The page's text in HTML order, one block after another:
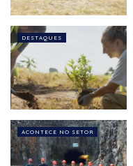
DESTAQUES
ACONTECE NO SETOR